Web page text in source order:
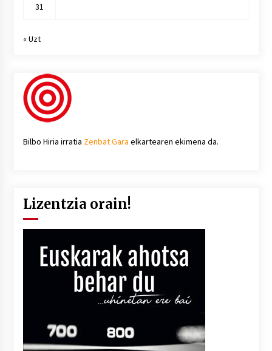
31
« Uzt
Bilbo Hiria irratia Zenbat Gara elkartearen ekimena da.
Lizentzia orain!